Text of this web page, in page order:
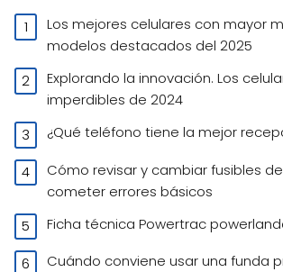
Los mejores celulares con mayor
modelos destacados del 2025
Explorando la innovación. Los
imperdibles de 2024
¿Qué teléfono tiene la mejor
Cómo revisar y cambiar fusibles
cometer errores básicos
Ficha técnica Powertrac
Cuándo conviene usar una funda